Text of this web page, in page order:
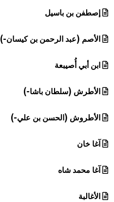
إصطفن بن باسيل
الأصم (عبد الرحمن بن كيسان-)
ابن أبي أُصيبعة
الأطرش (سلطان باشا-)
الأطروش (الحسن بن علي-)
آغا خان
آغا محمد شاه
الأغالبة